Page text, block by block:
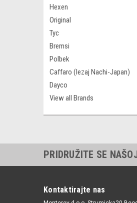
Hexen
Original
Tyc
Bremsi
Polbek
Caffaro (lezaj Nachi-Japan)
Dayco
View all Brands
PRIDRUŽITE SE
Kontaktirajte nas